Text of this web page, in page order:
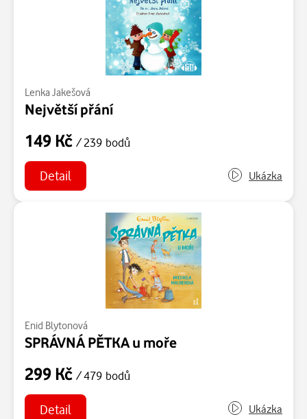
Lenka Jakešová
Největší přání
149 Kč / 239 bodů
Detail Ukázka
Enid Blytonová
SPRÁVNÁ PĚTKA u moře
299 Kč / 479 bodů
Detail Ukázka